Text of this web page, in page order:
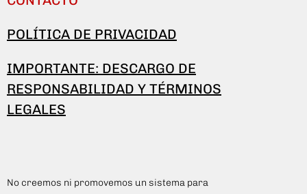
POLÍTICA DE PRIVACIDAD
IMPORTANTE: DESCARGO DE
RESPONSABILIDAD Y TÉRMINOS
LEGALES
No creemos ni promovemos un sistema para